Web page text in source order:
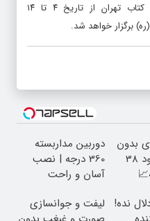
سی و دومین نمایشگاه بین‌المللی کتاب تهران از تاریخ ۴ تا ۱۴
برگزار خواهد شد.
بدون
ریسک با سود 38
دوربین مداربسته
360 درجه | نصب
آسان و راحت
نده!
لیفت و جوانسازی